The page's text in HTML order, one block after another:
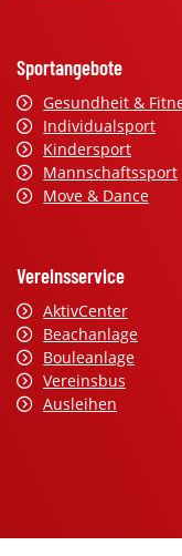
Sportangebote
Gesundheit &
Individualsport
Kindersport
Mannschaftssport
Move & Dance
Vereinsservice
AktivCenter
Beachanlage
Bouleanlage
Vereinsbus
Ausleihen